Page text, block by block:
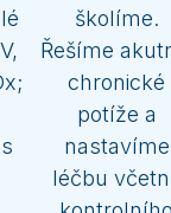
školíme.
Řešíme
chronické
potíže a
nastavíme
léčbu